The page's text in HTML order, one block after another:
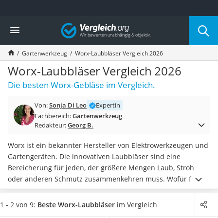
Die beliebtesten Vergleiche nach Kategorie
Baumarkt
Tresor feuerfest
Makita-Akku-Rasenmäher
Kappsäge
Smartes Türschloss
Akku-Rasentrimmer
Split-Klimaanlage 2 Innengeräte
Pelletofen
Tiefbrunnenpumpe
Fliesenschneider
Hochdruckreiniger
Doppelschleifer
Überwachungskamera
Benzinrasenmäher mit Elektrostart
Vergleich
Gartenwerkzeug Worx-Laubbläser Vergleich 2026
Worx-Laubbläser Vergleich 2026
Die besten Worx-Gebläse im Vergleich.
Von:Sonja Di Leo
Expertin
Fachbereich:Gartenwerkzeug
Redakteur:Georg B.
Worx ist ein bekannter Hersteller von Elektrowerkzeugen und
Gartengeräten. Die innovativen Laubbläser sind eine
Bereicherung für jeden, der größere Mengen Laub, Stroh
oder anderen Schmutz zusammenkehren muss. Wofür früher
einLaubbesenbenötigt wurde, kann nun ganz leicht mit
Luftstrom erledigt werden. Laut diversen Online-Tests
1 - 2 von 9: Beste Worx-Laubbläser im Vergleich